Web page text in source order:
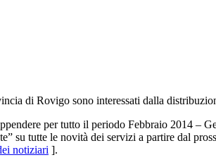
di Rovigo sono interessati dalla
per tutto il periodo Febbraio 2014 –
su tutte le novità dei servizi a partire dal
notiziari ].